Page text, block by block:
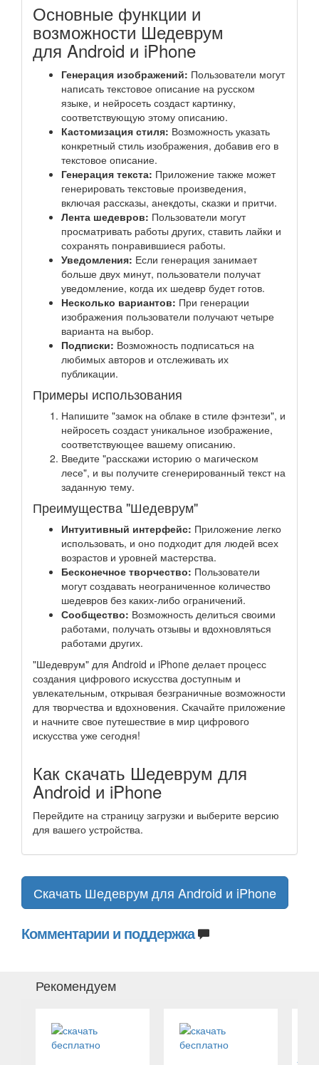
Основные функции и
возможности Шедеврум
для Android и iPhone
Генерация изображений: Пользователи могут
написать текстовое описание на русском
языке, и нейросеть создаст картинку,
соответствующую этому описанию.
Кастомизация стиля: Возможность указать
конкретный стиль изображения, добавив его в
текстовое описание.
Генерация текста: Приложение также может
генерировать текстовые произведения,
включая рассказы, анекдоты, сказки и притчи.
Лента шедевров: Пользователи могут
просматривать работы других, ставить лайки и
сохранять понравившиеся работы.
Уведомления: Если генерация занимает
больше двух минут, пользователи получат
уведомление, когда их шедевр будет готов.
Несколько вариантов: При генерации
изображения пользователи получают четыре
варианта на выбор.
Подписки: Возможность подписаться на
любимых авторов и отслеживать их
публикации.
Примеры использования
Напишите "замок на облаке в стиле фэнтези", и
нейросеть создаст уникальное изображение,
соответствующее вашему описанию.
Введите "расскажи историю о магическом
лесе", и вы получите сгенерированный текст на
заданную тему.
Преимущества "Шедеврум"
Интуитивный интерфейс: Приложение легко
использовать, и оно подходит для людей всех
возрастов и уровней мастерства.
Бесконечное творчество: Пользователи
могут создавать неограниченное количество
шедевров без каких-либо ограничений.
Сообщество: Возможность делиться своими
работами, получать отзывы и вдохновляться
работами других.
"Шедеврум" для Android и iPhone делает процесс
создания цифрового искусства доступным и
увлекательным, открывая безграничные возможности
для творчества и вдохновения. Скачайте приложение
и начните свое путешествие в мир цифрового
искусства уже сегодня!
Как скачать Шедеврум для
Android и iPhone
Перейдите на страницу загрузки и выберите версию
для вашего устройства.
Скачать Шедеврум для Android и iPhone
Комментарии и поддержка
Рекомендуем